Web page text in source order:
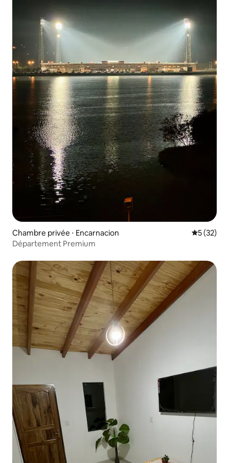
Chambre privée ⋅ Encarnacion
5 (32)
Département Premium